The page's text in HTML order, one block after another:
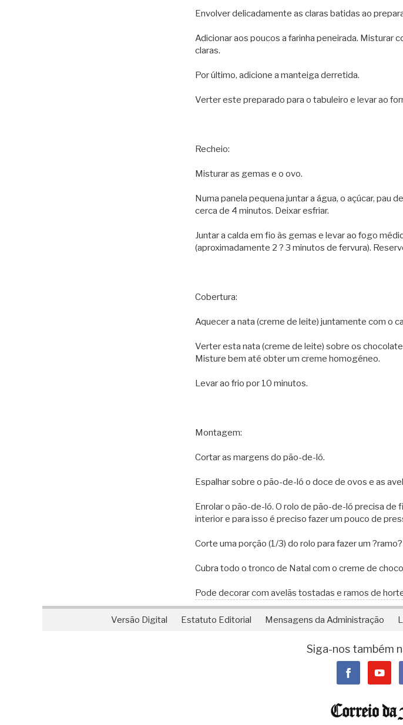
Envolver delicadamente as claras batidas ao
Adicionar aos poucos a farinha peneirada. Misturar
claras.
Por último, adicione a manteiga derretida.
Verter este preparado para o tabuleiro e levar ao
Recheio:
Misturar as gemas e o ovo.
Numa panela pequena juntar a água, o açúcar, pau
cerca de 4 minutos. Deixar esfriar.
Juntar a calda em fio às gemas e levar ao fogo
(aproximadamente 2 ? 3 minutos de fervura).
Cobertura:
Aquecer a nata (creme de leite) juntamente com o
Verter esta nata (creme de leite) sobre os
Misture bem até obter um creme homogéneo.
Levar ao frio por 10 minutos.
Montagem:
Cortar as margens do pão-de-ló.
Espalhar sobre o pão-de-ló o doce de ovos e as
Enrolar o pão-de-ló. O rolo de pão-de-ló precisa de
interior e para isso é preciso fazer um pouco de
Corte uma porção (1/3) do rolo para fazer um
Cubra todo o tronco de Natal com o creme de
Pode decorar com avelãs tostadas e ramos de
Versão Digital Estatuto Editorial Mensagens da Administração
Siga-nos também